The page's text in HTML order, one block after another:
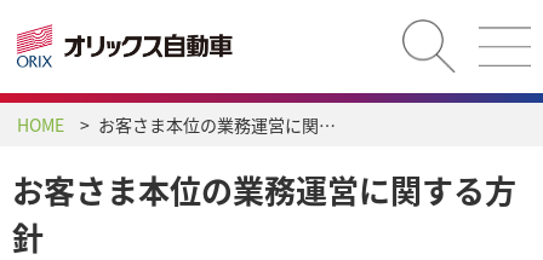
HOME お客さま本位の業務運営に関する方針
お客さま本位の業務運営に関する方
針